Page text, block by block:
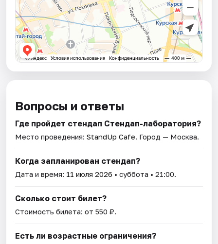
Вопросы и ответы
Где пройдет стендап Стендап-лаборатория?
Место проведения:StandUp Cafe. Город — Москва.
Когда запланирован стендап?
Дата и время: 11 июля 2026 • суббота • 21:00.
Сколько стоит билет?
Стоимость билета: от 550 ₽.
Есть ли возрастные ограничения?